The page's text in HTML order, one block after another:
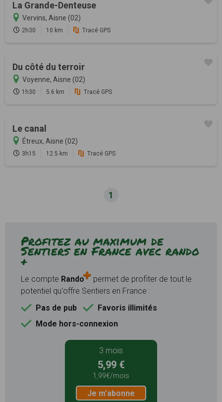
La Grande-Denteuse
Vervins, Aisne (02)
2h30 10 km Tracé GPS
Du côté du terroir
Voyenne, Aisne (02)
1h30 5.6 km Tracé GPS
Le canal
Étreux, Aisne (02)
3h15 12.5 km Tracé GPS
1
Profitez au maximum de
Sentiers en France avec rando
+
Le compte Rando
permet de profiter de tout le
potentiel qu'offre Sentiers en France :
Pas de pub
Favoris illimités
Mode hors-connexion
3 mois
5,99 €
1,99€/mois
Je m'abonne